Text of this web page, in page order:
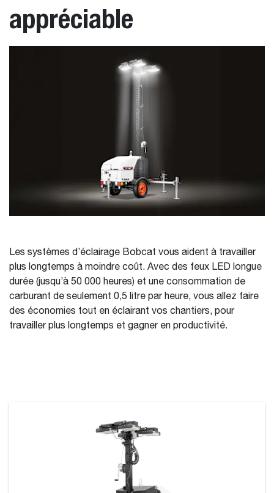
appréciable
Les systèmes d’éclairage Bobcat vous aident à travailler
plus longtemps à moindre coût. Avec des feux LED longue
durée (jusqu’à 50 000 heures) et une consommation de
carburant de seulement 0,5 litre par heure, vous allez faire
des économies tout en éclairant vos chantiers, pour
travailler plus longtemps et gagner en productivité.